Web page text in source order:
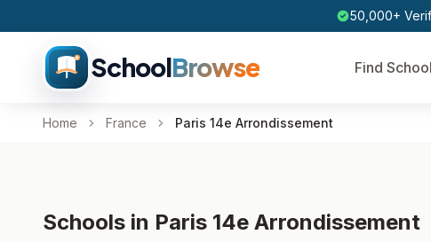
50,000+
SchoolBrowse Find
Home France Paris 14e Arrondissement
Schools in Paris 14e Arrondissement